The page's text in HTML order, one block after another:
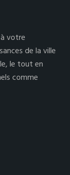
votre
de la ville
le tout en
comme